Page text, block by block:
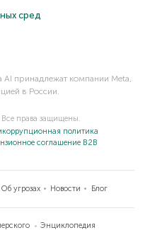
сред
AI принадлежат компании Meta,
в России.
права защищены.
политика
соглашение B2B
Об угрозах Новости Блог
Энциклопедия